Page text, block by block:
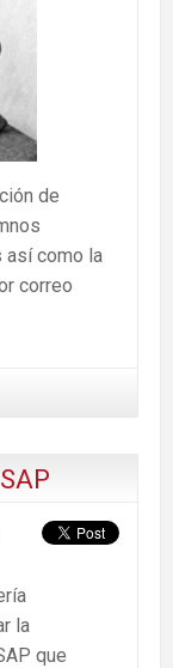
de
así como la
correo
la
que